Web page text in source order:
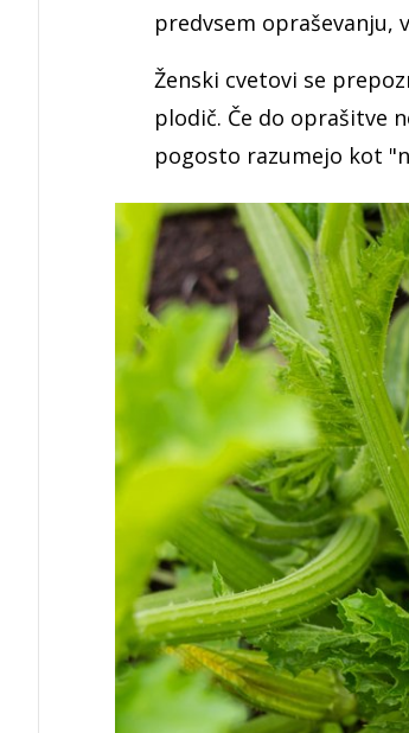
predvsem opraševanju,
Ženski cvetovi se
plodič. Če do oprašitve
pogosto razumejo kot